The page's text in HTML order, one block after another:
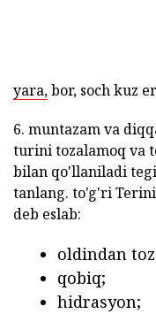
yara,bor, soch kuz
6. muntazam va
turini tozalamoq va
bilan qo'llaniladi
tanlang. to'g'ri
deb eslab:
oldindan
qobiq;
hidrasyon;